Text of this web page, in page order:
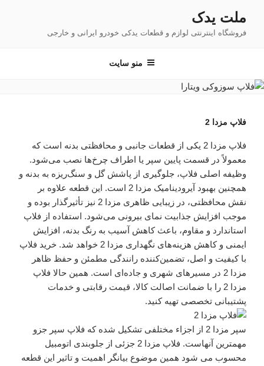
محتوا
ملت یدک
فروشگاه اینترنتی لوازم و قطعات یدکی خودرو ایرانی و خارجی
منو سایت
فلاپ مزدا 2
فلاپ مزدا 2 یکی از قطعات جانبی و محافظتی بدنه است که
معمولاً در قسمت پایین سپر یا اطراف چرخ‌ها نصب می‌شود.
وظیفه اصلی فلاپ، جلوگیری از پاشش گل و سنگ‌ریزه به بدنه و
همچنین بهبود آیرودینامیک مزدا 2 است. این قطعه علاوه بر
نقش محافظتی، در زیبایی ظاهری مزدا 2 نیز تأثیرگذار بوده و
موجب افزایش جذابیت نمای بیرونی می‌شود. استفاده از فلاپ
استاندارد و مقاوم، باعث کاهش آسیب به رنگ بدنه، افزایش
ایمنی و کاهش هزینه‌های نگهداری مزدا 2 خواهد شد. خرید فلاپ
با کیفیت و اصل، تضمین‌کننده رانندگی مطمئن و حفظ ظاهر
مزدا 2 در مسیرهای شهری و جاده‌ای است. همین حالا فلاپ
مزدا 2 را با ضمانت اصالت کالا، قیمت رقابتی و خدمات
پشتیبانی تخصصی تهیه کنید.
سپر مزدا 2 از اجزاء مختلفی تشکیل شده که فلاپ سپر جزو
مهمترین آنهاست. فلاپ مزدا 2 جزئی از جلوبندی اتومبیل
محسوب می شود همین موضوع بیانگر اهمیت و تاثیر این قطعه